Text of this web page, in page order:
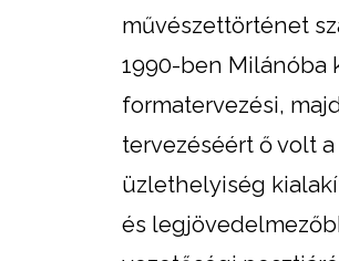
művészettörténet
1990-ben Milánóba
formatervezési,
tervezéséért ő volt
üzlethelyiség
és